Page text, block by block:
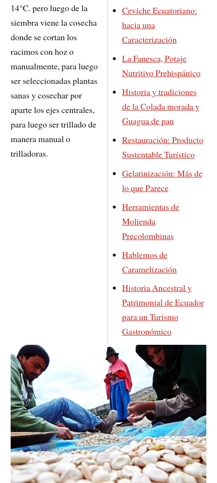
Ceviche Ecuatoriano:
hacia una
Caracterización
La Fanesca, Potaje
Nutritivo Prehispánico
Historia y tradiciones
de la Colada morada y
Guagua de pan
Restauración: Producto
Sustentable Turístico
Gelatinización: Más de
lo que Parece
Herramientas de
Molienda
Precolombinas
Hablemos de
Caramelización
Historia Ancestral y
Patrimonial de Ecuador
para un Turismo
Gastronómico
14°C. pero luego de la
siembra viene la cosecha
donde se cortan los
racimos con hoz o
manualmente, para luego
ser seleccionadas plantas
sanas y cosechar por
aparte los ejes centrales,
para luego ser trillado de
manera manual o
trilladoras.